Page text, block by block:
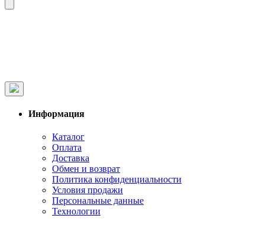
Информация
Каталог
Оплата
Доставка
Обмен и возврат
Политика конфиденциальности
Условия продажи
Персональные данные
Технологии